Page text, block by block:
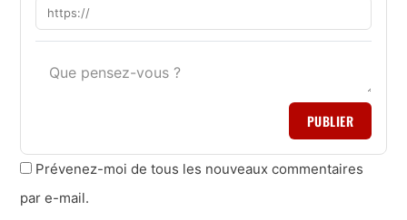
PUBLIER
Prévenez-moi de tous les nouveaux commentaires
par e-mail.